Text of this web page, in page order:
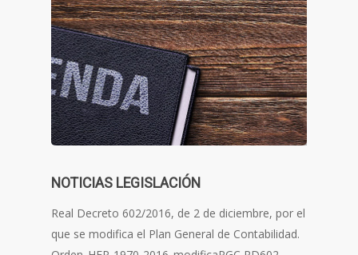
NOTICIAS LEGISLACIÓN
Real Decreto 602/2016, de 2 de diciembre, por el
que se modifica el Plan General de Contabilidad.